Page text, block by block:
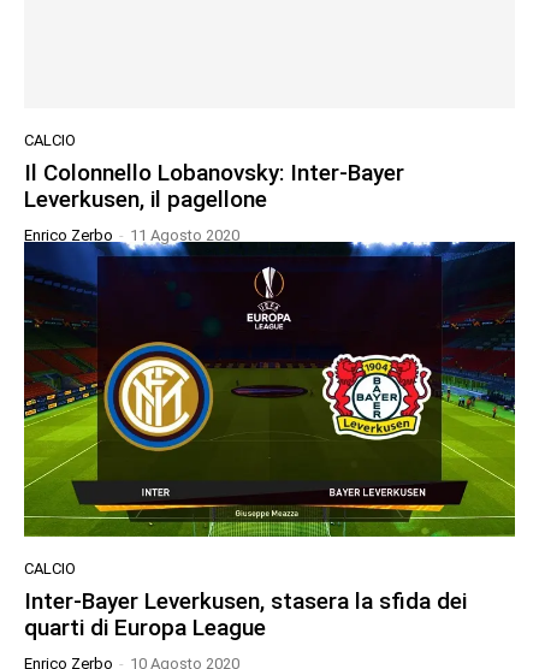
CALCIO
Il Colonnello Lobanovsky: Inter-Bayer
Leverkusen, il pagellone
Enrico Zerbo - 11 Agosto 2020
CALCIO
Inter-Bayer Leverkusen, stasera la sfida dei
quarti di Europa League
Enrico Zerbo - 10 Agosto 2020